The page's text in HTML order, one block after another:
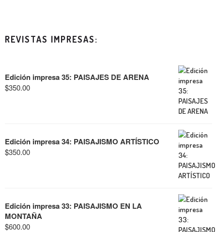
REVISTAS IMPRESAS:
Edición impresa 35: PAISAJES DE ARENA
$350.00
Edición impresa 34: PAISAJISMO ARTÍSTICO
$350.00
Edición impresa 33: PAISAJISMO EN LA
MONTAÑA
$600.00